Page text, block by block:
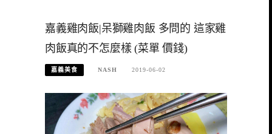
嘉義雞肉飯|呆獅雞肉飯 多問的 這家雞
肉飯真的不怎麼樣 (菜單 價錢)
嘉義美食 NASH 2019-06-02